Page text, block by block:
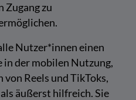
Zugang zu
Nutzer*innen einen
der mobilen Nutzung,
Reels und TikToks,
äußerst hilfreich. Sie